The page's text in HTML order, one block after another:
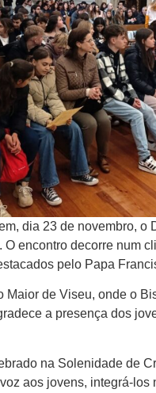
dia 23 de novembro, o
encontro decorre num
pelo Papa
Maior de Viseu, onde o
a presença dos
na Solenidade de
aos jovens, integrá-